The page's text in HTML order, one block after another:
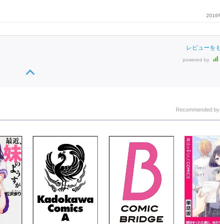
2016
レビューを
powered by
Recommended